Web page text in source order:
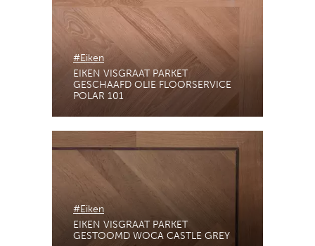
#Eiken
EIKEN VISGRAAT PARKET
GESCHAAFD OLIE FLOORSERVICE
POLAR 101
#Eiken
EIKEN VISGRAAT PARKET
GESTOOMD WOCA CASTLE GREY